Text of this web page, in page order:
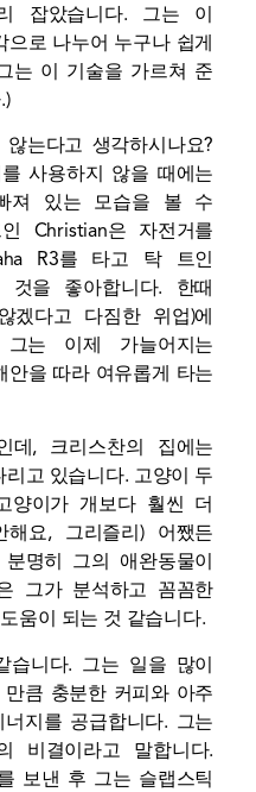
잡았습니다. 그는 이
로 나누어 누구나 쉽게
는 이 기술을 가르쳐 준
는다고 생각하시나요?
사용하지 않을 때에는
져 있는 모습을 볼 수
Christian은 자전거를
R3를 타고 탁 트인
것을 좋아합니다. 한때
겠다고 다짐한 위업)에
는 이제 가늘어지는
안을 따라 여유롭게 타는
데, 크리스찬의 집에는
고 있습니다. 고양이 두
이가 개보다 훨씬 더
해요, 그리즐리) 어쨌든
명히 그의 애완동물이
그가 분석하고 꼼꼼한
움이 되는 것 같습니다.
습니다. 그는 일을 많이
큼 충분한 커피와 아주
지를 공급합니다. 그는
비결이라고 말합니다.
보낸 후 그는 슬랩스틱